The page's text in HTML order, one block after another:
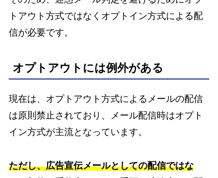
トアウト方式ではなくオプトイン方式による配
信が必要です。
オプトアウトには例外がある
現在は、オプトアウト方式によるメールの配信
は原則禁止されており、メール配信時はオプト
イン方式が主流となっています。
ただし、広告宣伝メールとしての配信ではな